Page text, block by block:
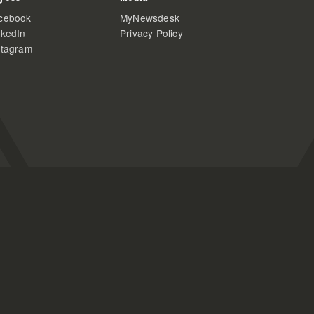
MyNewsdesk
Privacy Policy